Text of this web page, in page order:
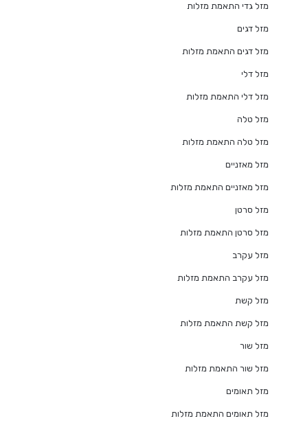
מזל גדי התאמת מזלות
מזל דגים
מזל דגים התאמת מזלות
מזל דלי
מזל דלי התאמת מזלות
מזל טלה
מזל טלה התאמת מזלות
מזל מאזניים
מזל מאזניים התאמת מזלות
מזל סרטן
מזל סרטן התאמת מזלות
מזל עקרב
מזל עקרב התאמת מזלות
מזל קשת
מזל קשת התאמת מזלות
מזל שור
מזל שור התאמת מזלות
מזל תאומים
מזל תאומים התאמת מזלות